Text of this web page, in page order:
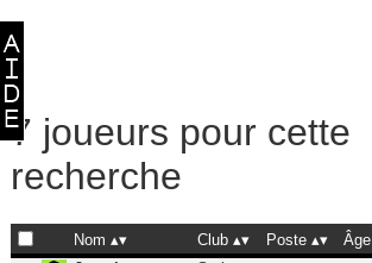
7 joueurs pour cette
recherche
Nom Club Poste Âge